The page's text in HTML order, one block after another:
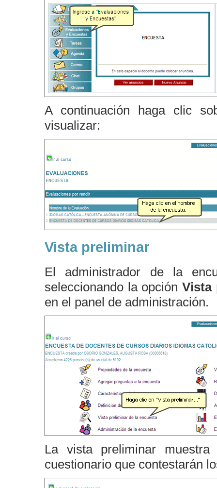
A continuación haga clic
visualizar:
Vista preliminar
El administrador de la
seleccionando la opciónVista
en el panel de administración.
La vista preliminar
cuestionario que contestarán